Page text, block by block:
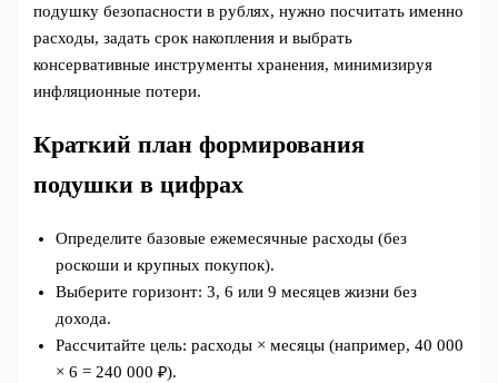
подушку безопасности в рублях, нужно посчитать именно
расходы, задать срок накопления и выбрать
консервативные инструменты хранения, минимизируя
инфляционные потери.
Краткий план формирования
подушки в цифрах
Определите базовые ежемесячные расходы (без
роскоши и крупных покупок).
Выберите горизонт: 3, 6 или 9 месяцев жизни без
дохода.
Рассчитайте цель: расходы × месяцы (например, 40 000
× 6 = 240 000 ₽).